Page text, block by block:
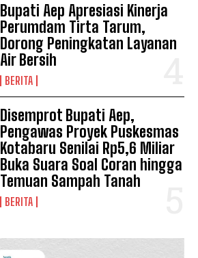
Bupati Aep Apresiasi Kinerja
Perumdam Tirta Tarum,
Dorong Peningkatan Layanan
Air Bersih
BERITA
Disemprot Bupati Aep,
Pengawas Proyek Puskesmas
Kotabaru Senilai Rp5,6 Miliar
Buka Suara Soal Coran hingga
Temuan Sampah Tanah
BERITA